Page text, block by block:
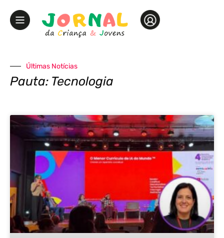
Últimas Notícias
Pauta: Tecnologia